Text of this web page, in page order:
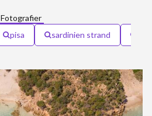
Fotografier
pisa sardinien strand